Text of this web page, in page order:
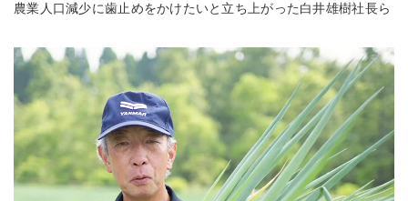
農業人口減少に歯止めをかけたいと立ち上がった白井雄樹社長ら